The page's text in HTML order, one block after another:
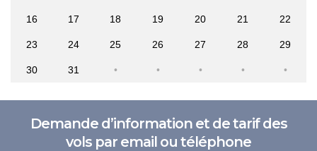
16 17 18 19 20 21 22
23 24 25 26 27 28 29
30 31
Demande d’information et de tarif des
vols par email ou téléphone